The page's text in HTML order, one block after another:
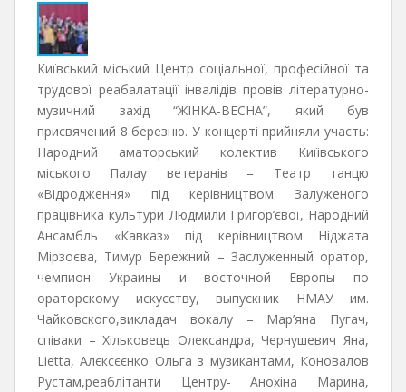
Київський міський Центр соціальної, професійної та
трудової реабалатації інвалідів провів літературно-
музичний захід “ЖІНКА-ВЕСНА”, який був
присвячений 8 березню. У концерті прийняли участь:
Народний аматорський колектив Киїівського
міського Палау ветеранів – Театр танцю
«Відродження» під керівництвом Залуженого
працівника культури Людмили Григор’євої, Народний
Ансамбль «Кавказ» під керівництвом Ніджата
Мірзоєва, Тимур Бережний – Заслуженный оратор,
чемпион Украины и восточной Европы по
ораторскому искусству, выпускник НМАУ им.
Чайковского,викладач вокалу – Мар’яна Пугач,
співаки – Хільковець Олександра, Чернушевич Яна,
Liettа, Алєксєєнко Ольга з музикантами, Коновалов
Рустам,реаблітанти Центру- Анохіна Марина,